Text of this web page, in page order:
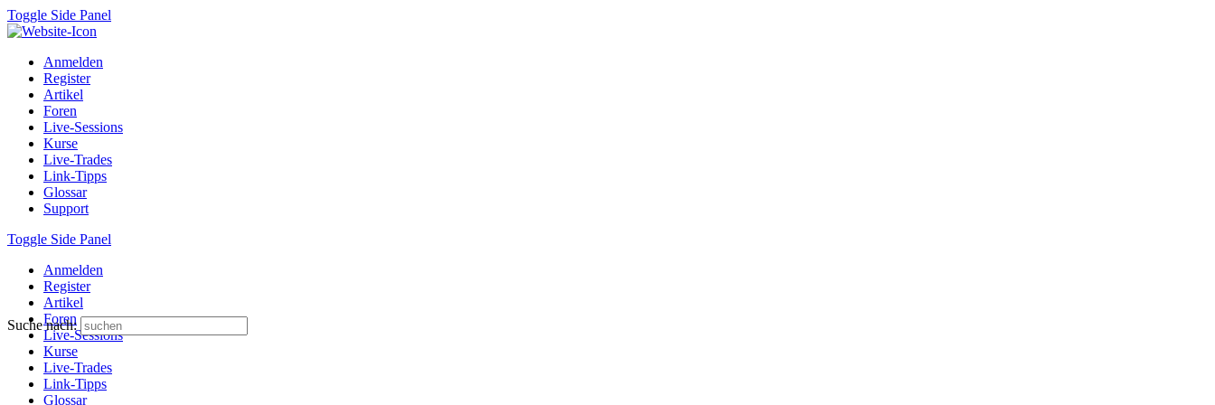
Toggle Side Panel
Anmelden
Register
Artikel
Foren
Live-Sessions
Kurse
Live-Trades
Link-Tipps
Glossar
Support
Toggle Side Panel
Anmelden
Register
Artikel
Foren
Live-Sessions
Kurse
Live-Trades
Link-Tipps
Glossar
Suche nach: